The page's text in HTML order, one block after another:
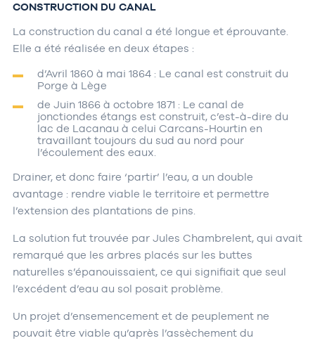
CONSTRUCTION DU CANAL
La construction du canal a été longue et éprouvante.
Elle a été réalisée en deux étapes :
d’Avril 1860 à mai 1864 : Le canal est construit du
Porge à Lège
de Juin 1866 à octobre 1871 : Le canal de
jonctiondes étangs est construit, c’est-à-dire du
lac de Lacanau à celui Carcans-Hourtin en
travaillant toujours du sud au nord pour
l’écoulement des eaux.
Drainer, et donc faire ‘partir’ l’eau, a un double
avantage : rendre viable le territoire et permettre
l’extension des plantations de pins.
La solution fut trouvée par Jules Chambrelent, qui avait
remarqué que les arbres placés sur les buttes
naturelles s’épanouissaient, ce qui signifiait que seul
l’excédent d’eau au sol posait problème.
Un projet d’ensemencement et de peuplement ne
pouvait être viable qu’après l’assèchement du